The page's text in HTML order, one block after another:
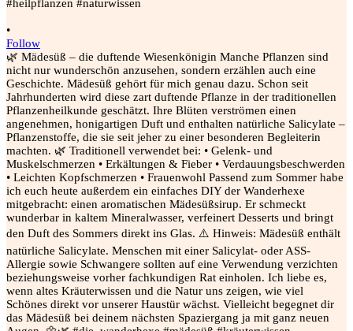
•
Follow
🌿 Mädesüß – die duftende Wiesenkönigin Manche Pflanzen sind
nicht nur wunderschön anzusehen, sondern erzählen auch eine
Geschichte. Mädesüß gehört für mich genau dazu. Schon seit
Jahrhunderten wird diese zart duftende Pflanze in der traditionellen
Pflanzenheilkunde geschätzt. Ihre Blüten verströmen einen
angenehmen, honigartigen Duft und enthalten natürliche Salicylate –
Pflanzenstoffe, die sie seit jeher zu einer besonderen Begleiterin
machten. 🌿 Traditionell verwendet bei: • Gelenk- und
Muskelschmerzen • Erkältungen & Fieber • Verdauungsbeschwerden
• Leichten Kopfschmerzen • Frauenwohl Passend zum Sommer habe
ich euch heute außerdem ein einfaches DIY der Wanderhexe
mitgebracht: einen aromatischen Mädesüßsirup. Er schmeckt
wunderbar in kaltem Mineralwasser, verfeinert Desserts und bringt
den Duft des Sommers direkt ins Glas. ⚠️ Hinweis: Mädesüß enthält
natürliche Salicylate. Menschen mit einer Salicylat- oder ASS-
Allergie sowie Schwangere sollten auf eine Verwendung verzichten
beziehungsweise vorher fachkundigen Rat einholen. Ich liebe es,
wenn altes Kräuterwissen und die Natur uns zeigen, wie viel
Schönes direkt vor unserer Haustür wächst. Vielleicht begegnet dir
das Mädesüß bei deinem nächsten Spaziergang ja mit ganz neuen